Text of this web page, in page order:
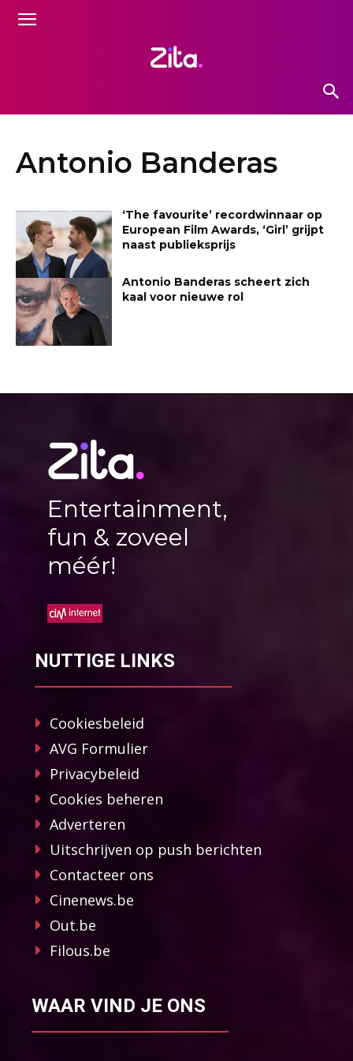
Antonio Banderas
‘The favourite’ recordwinnaar op
European Film Awards, ‘Girl’ grijpt
naast publieksprijs
Antonio Banderas scheert zich
kaal voor nieuwe rol
Entertainment,
fun & zoveel
méér!
NUTTIGE LINKS
Cookiesbeleid
AVG Formulier
Privacybeleid
Cookies beheren
Adverteren
Uitschrijven op push berichten
Contacteer ons
Cinenews.be
Out.be
Filous.be
WAAR VIND JE ONS